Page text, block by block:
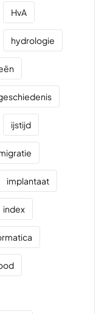
HvA
hydrologie
ijstijd
implantaat
index